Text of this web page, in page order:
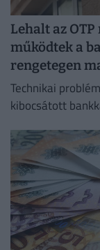
Lehalt az
működtek a
rengetegen
Technikai
kibocsátott